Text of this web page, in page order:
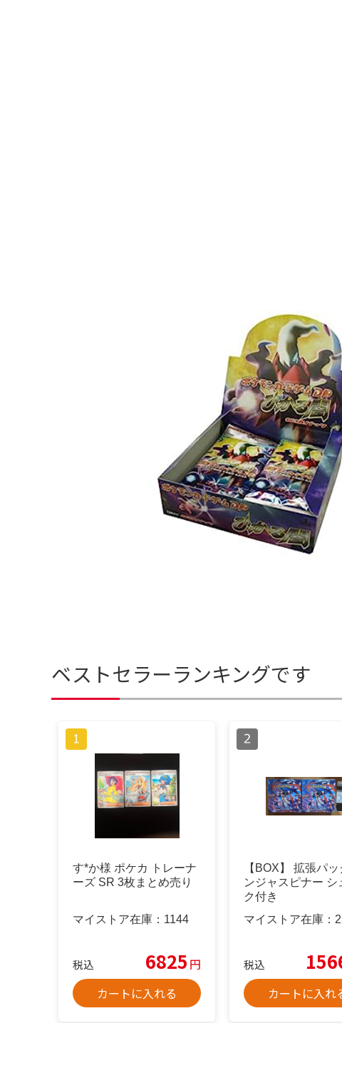
ベストセラーランキングです
す*か様 ポケカ トレーナ
ーズ SR 3枚まとめ売り
マイストア在庫： 1144
税込 6825 円
カートに入れる
【BOX】 拡張パッ
ンジャスピナー シ
ク付き
マイストア在庫：
税込
カートに入れ